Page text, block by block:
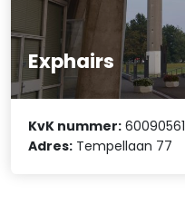
Exphairs
KvK nummer: 60090561
Adres: Tempellaan 77